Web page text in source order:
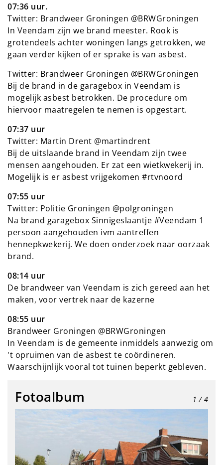
07:36 uur.
Twitter: Brandweer Groningen @BRWGroningen
In Veendam zijn we brand meester. Rook is
grotendeels achter woningen langs getrokken, we
gaan verder kijken of er sprake is van asbest.
Twitter: Brandweer Groningen @BRWGroningen
Bij de brand in de garagebox in Veendam is
mogelijk asbest betrokken. De procedure om
hiervoor maatregelen te nemen is opgestart.
07:37 uur
Twitter: Martin Drent @martindrent
Bij de uitslaande brand in Veendam zijn twee
mensen aangehouden. Er zat een wietkwekerij in.
Mogelijk is er asbest vrijgekomen #rtvnoord
07:55 uur
Twitter: Politie Groningen @polgroningen
Na brand garagebox Sinnigeslaantje #Veendam 1
persoon aangehouden ivm aantreffen
hennepkwekerij. We doen onderzoek naar oorzaak
brand.
08:14 uur
De brandweer van Veendam is zich gereed aan het
maken, voor vertrek naar de kazerne
08:55 uur
Brandweer Groningen @BRWGroningen
In Veendam is de gemeente inmiddels aanwezig om
't opruimen van de asbest te coördineren.
Waarschijnlijk vooral tot tuinen beperkt gebleven.
Fotoalbum 1 / 4